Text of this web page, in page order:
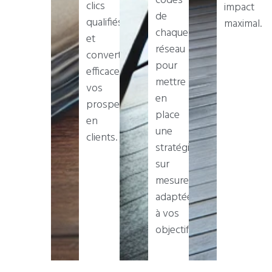
clics
qualifiés
et
convertir
efficacement
vos
prospects
en
clients.
de
chaque
réseau
pour
mettre
en
place
une
stratégie
sur
mesure
adaptée
à vos
objectifs.
impact
maximal.